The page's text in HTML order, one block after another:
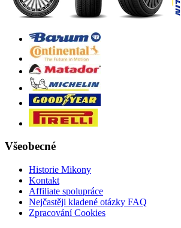
Všeobecné
Historie Mikony
Kontakt
Affiliate spolupráce
Nejčastěji kladené otázky FAQ
Zpracování Cookies